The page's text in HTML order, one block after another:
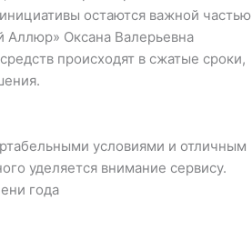
остаются важной частью
Аллюр» Оксана Валерьевна
происходят в сжатые сроки,
условиями и отличным
уделяется внимание сервису.
года